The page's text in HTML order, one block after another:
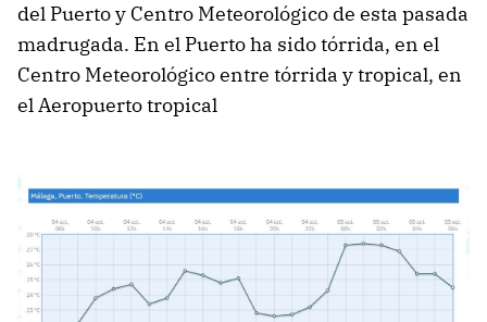
del Puerto y Centro Meteorológico de esta pasada
madrugada. En el Puerto ha sido tórrida, en el
Centro Meteorológico entre tórrida y tropical, en
el Aeropuerto tropical